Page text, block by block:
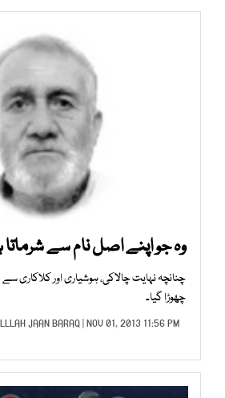
وہ جو اپنے اصل نام سے
چنانچہ نہایت چالاکی، ہوشیاری اور کلاکاری
چھوڑا گیا۔
JAAN BARAQ | NOV 01, 2013 11:56 PM |